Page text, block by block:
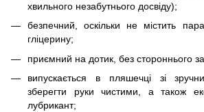
хвильного незабутнього досвіду);
безпечний, оскільки не містить
гліцерину;
приємний на дотик, без стороннього
випускається в пляшечці зі
зберегти руки чистими, а також
лубрикант;